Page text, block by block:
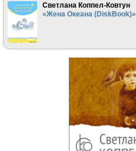
Светлана Коппел-Ковтун
«Жена Океана (DiskBook)»